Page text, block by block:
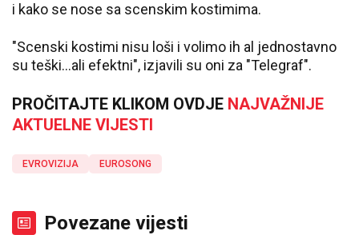
i kako se nose sa scenskim kostimima.
"Scenski kostimi nisu loši i volimo ih al jednostavno
su teški...ali efektni", izjavili su oni za "Telegraf".
PROČITAJTE KLIKOM OVDJE NAJVAŽNIJE
AKTUELNE VIJESTI
EVROVIZIJA EUROSONG
Povezane vijesti